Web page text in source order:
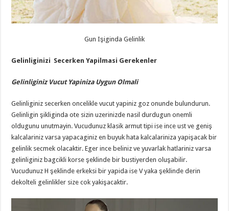
Gun Işiginda Gelinlik
Gelinliginizi Secerken Yapilmasi Gerekenler
Gelinliginiz Vucut Yapiniza Uygun Olmali
Gelinliginiz secerken oncelikle vucut yapiniz goz onunde bulundurun.
Gelinligin şikliginda ote sizin uzerinizde nasil durdugun onemli
oldugunu unutmayin. Vucudunuz klasik armut tipi ise ince ust ve geniş
kalcalariniz varsa yapacaginiz en buyuk hata kalcalariniza yapişacak bir
gelinlik secmek olacaktir. Eger ince beliniz ve yuvarlak hatlariniz varsa
gelinliginiz bagcikli korse şeklinde bir bustiyerden oluşabilir.
Vucudunuz H şeklinde erkeksi bir yapida ise V yaka şeklinde derin
dekolteli gelinlikler size cok yakişacaktir.